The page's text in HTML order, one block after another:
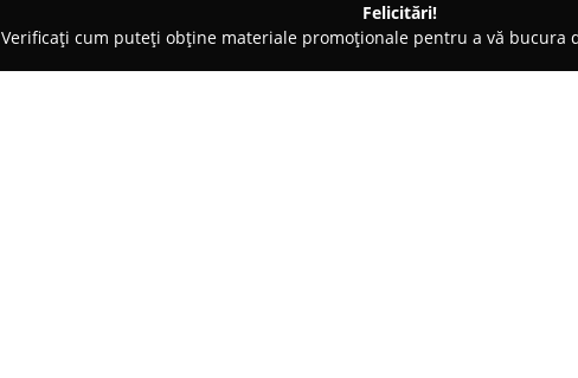
Felicitări!
Verificați cum puteți obține materiale promoționale pentru a vă bucura